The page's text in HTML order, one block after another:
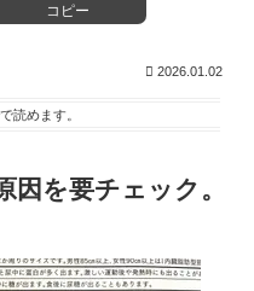
コピー
2026.01.02
で読めます。
因を要チェック。